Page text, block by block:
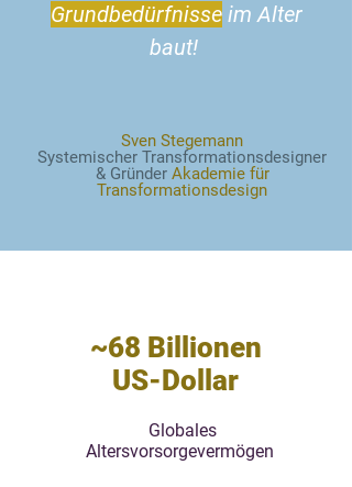
Grundbedürfnisseim Alter
baut!
Sven Stegemann
Systemischer Transformationsdesigner
& Gründer Akademie für
Transformationsdesign
~68 Billionen
US-Dollar
Globales
Altersvorsorgevermögen